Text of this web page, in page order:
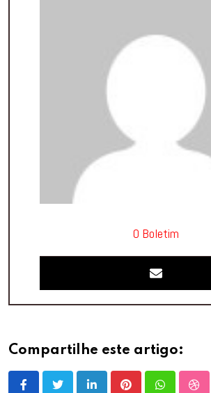
O Boletim
Compartilhe este artigo: